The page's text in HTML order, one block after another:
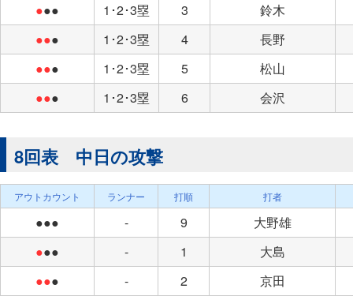
●●● 1･2･3塁 3
鈴木
●●● 1･2･3塁 4
長野
●●● 1･2･3塁 5
松山
●●● 1･2･3塁 6 会沢
8回表 中日の攻撃
アウトカウント ランナー 打順 打者
●●● - 9
大野雄
●●● - 1
大島
●●● - 2 京田